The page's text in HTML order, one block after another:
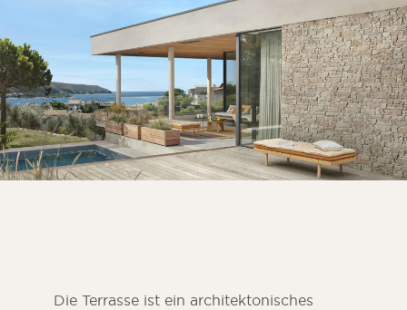
Badezimmer
ALLE INNENRÄUME
Pro Außenbereich
Außenanlagen
Die Terrasse ist ein architektonisches